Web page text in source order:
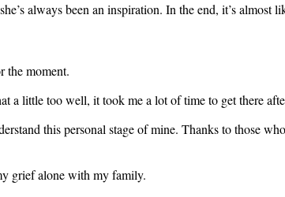
always been an inspiration. In the end, it’s almost
the moment.
little too well, it took me a lot of time to get there
this personal stage of mine. Thanks to those
grief alone with my family.